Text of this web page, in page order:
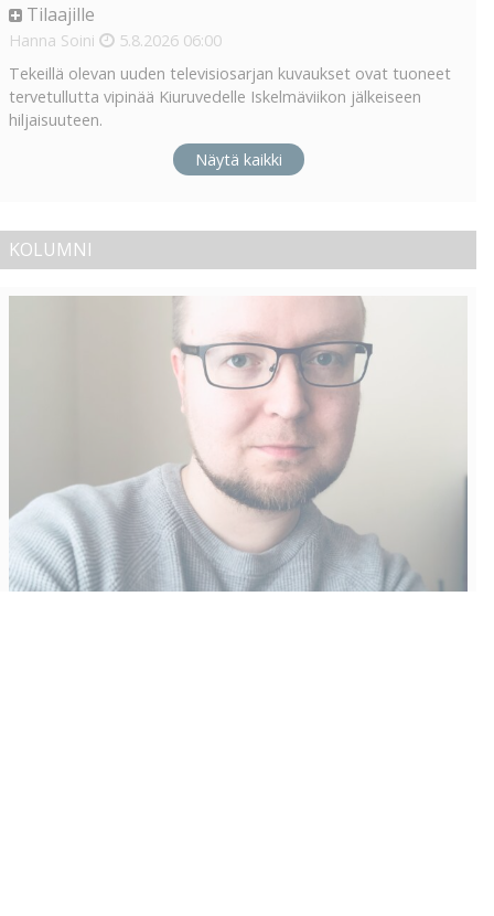
Tilaajille
Hanna Soini 5.8.2026 06:00
Tekeillä olevan uuden televisiosarjan kuvaukset ovat tuoneet
tervetullutta vipinää Kiuruvedelle Iskelmäviikon jälkeiseen
hiljaisuuteen.
Näytä kaikki
KOLUMNI